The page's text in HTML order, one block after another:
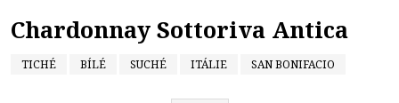
Chardonnay Sottoriva Antica
TICHÉ BÍLÉ SUCHÉ ITÁLIE SAN BONIFACIO